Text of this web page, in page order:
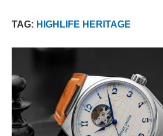
TAG: HIGHLIFE HERITAGE